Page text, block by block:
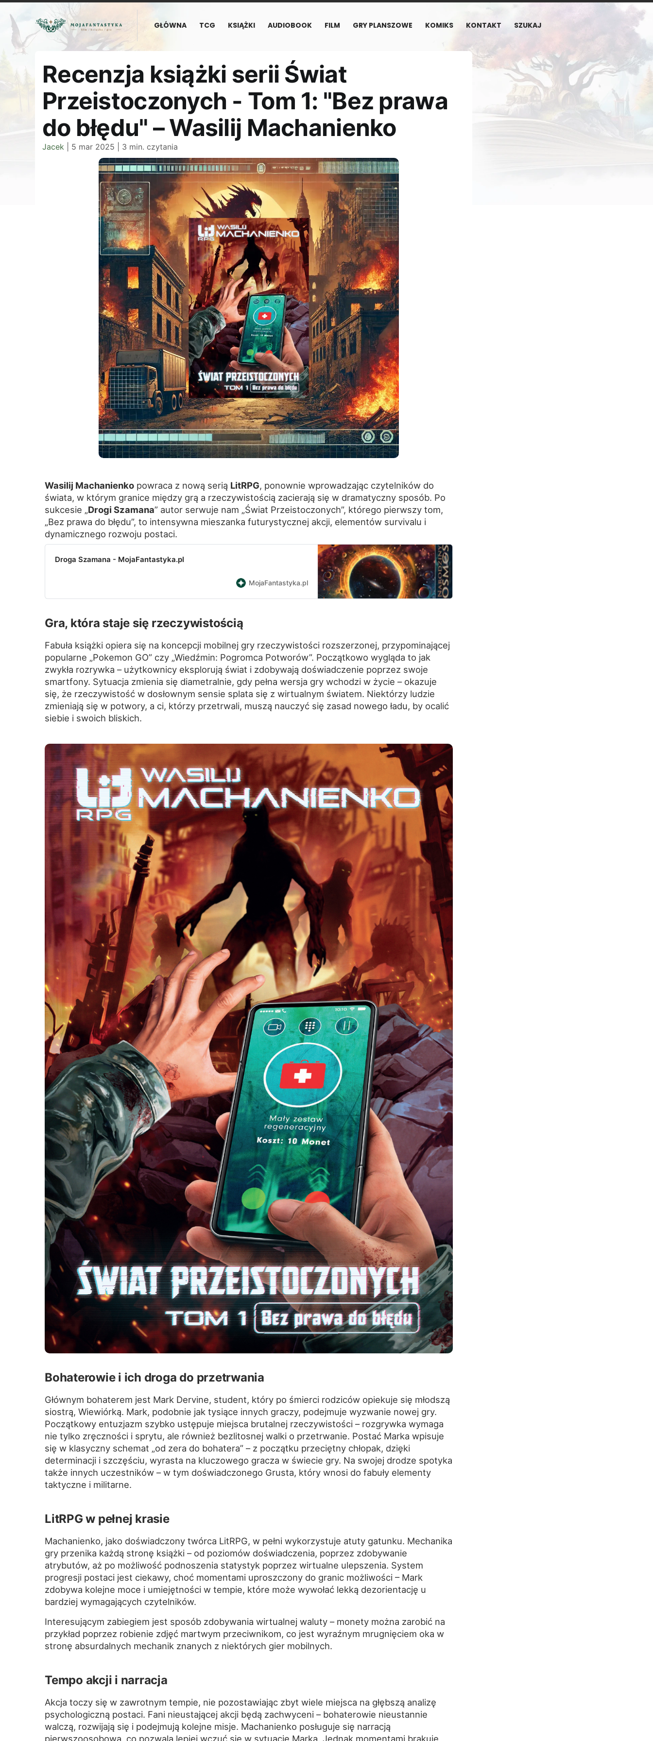
GŁÓWNA TCG KSIĄŻKI AUDIOBOOK FILM GRY PLANSZOWE KOMIKS KONTAKT SZUKAJ
Recenzja książki serii Świat
Przeistoczonych - Tom 1: "Bez prawa
do błędu" – Wasilij Machanienko
Jacek 5 mar 2025 3 min. czytania
Wasilij Machanienko powraca z nową serią LitRPG, ponownie wprowadzając czytelników do
świata, w którym granice między grą a rzeczywistością zacierają się w dramatyczny sposób. Po
sukcesie „Drogi Szamana” autor serwuje nam „Świat Przeistoczonych”, którego pierwszy tom,
„Bez prawa do błędu”, to intensywna mieszanka futurystycznej akcji, elementów survivalu i
dynamicznego rozwoju postaci.
Droga Szamana - MojaFantastyka.pl
MojaFantastyka.pl
Gra, która staje się rzeczywistością
Fabuła książki opiera się na koncepcji mobilnej gry rzeczywistości rozszerzonej, przypominającej
popularne „Pokemon GO” czy „Wiedźmin: Pogromca Potworów”. Początkowo wygląda to jak
zwykła rozrywka – użytkownicy eksplorują świat i zdobywają doświadczenie poprzez swoje
smartfony. Sytuacja zmienia się diametralnie, gdy pełna wersja gry wchodzi w życie – okazuje
się, że rzeczywistość w dosłownym sensie splata się z wirtualnym światem. Niektórzy ludzie
zmieniają się w potwory, a ci, którzy przetrwali, muszą nauczyć się zasad nowego ładu, by ocalić
siebie i swoich bliskich.
Bohaterowie i ich droga do przetrwania
Głównym bohaterem jest Mark Dervine, student, który po śmierci rodziców opiekuje się młodszą
siostrą, Wiewiórką. Mark, podobnie jak tysiące innych graczy, podejmuje wyzwanie nowej gry.
Początkowy entuzjazm szybko ustępuje miejsca brutalnej rzeczywistości – rozgrywka wymaga
nie tylko zręczności i sprytu, ale również bezlitosnej walki o przetrwanie. Postać Marka wpisuje
się w klasyczny schemat „od zera do bohatera” – z początku przeciętny chłopak, dzięki
determinacji i szczęściu, wyrasta na kluczowego gracza w świecie gry. Na swojej drodze spotyka
także innych uczestników – w tym doświadczonego Grusta, który wnosi do fabuły elementy
taktyczne i militarne.
LitRPG w pełnej krasie
Machanienko, jako doświadczony twórca LitRPG, w pełni wykorzystuje atuty gatunku. Mechanika
gry przenika każdą stronę książki – od poziomów doświadczenia, poprzez zdobywanie
atrybutów, aż po możliwość podnoszenia statystyk poprzez wirtualne ulepszenia. System
progresji postaci jest ciekawy, choć momentami uproszczony do granic możliwości – Mark
zdobywa kolejne moce i umiejętności w tempie, które może wywołać lekką dezorientację u
bardziej wymagających czytelników.
Interesującym zabiegiem jest sposób zdobywania wirtualnej waluty – monety można zarobić na
przykład poprzez robienie zdjęć martwym przeciwnikom, co jest wyraźnym mrugnięciem oka w
stronę absurdalnych mechanik znanych z niektórych gier mobilnych.
Tempo akcji i narracja
Akcja toczy się w zawrotnym tempie, nie pozostawiając zbyt wiele miejsca na głębszą analizę
psychologiczną postaci. Fani nieustającej akcji będą zachwyceni – bohaterowie nieustannie
walczą, rozwijają się i podejmują kolejne misje. Machanienko posługuje się narracją
pierwszoosobową, co pozwala lepiej wczuć się w sytuację Marka. Jednak momentami brakuje